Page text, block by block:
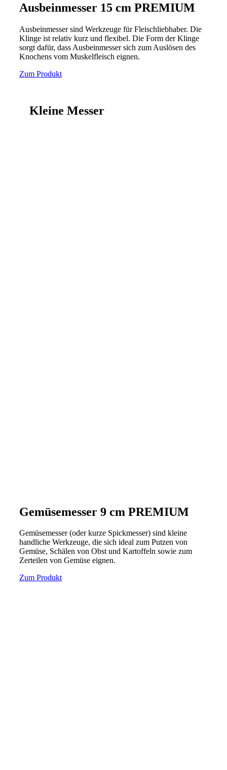
Ausbeinmesser 15 cm PREMIUM
Ausbeinmesser sind Werkzeuge für Fleischliebhaber. Die
Klinge ist relativ kurz und flexibel. Die Form der Klinge
sorgt dafür, dass Ausbeinmesser sich zum Auslösen des
Knochens vom Muskelfleisch eignen.
Zum Produkt
Kleine Messer
Gemüsemesser 9 cm PREMIUM
Gemüsemesser (oder kurze Spickmesser) sind kleine
handliche Werkzeuge, die sich ideal zum Putzen von
Gemüse, Schälen von Obst und Kartoffeln sowie zum
Zerteilen von Gemüse eignen.
Zum Produkt